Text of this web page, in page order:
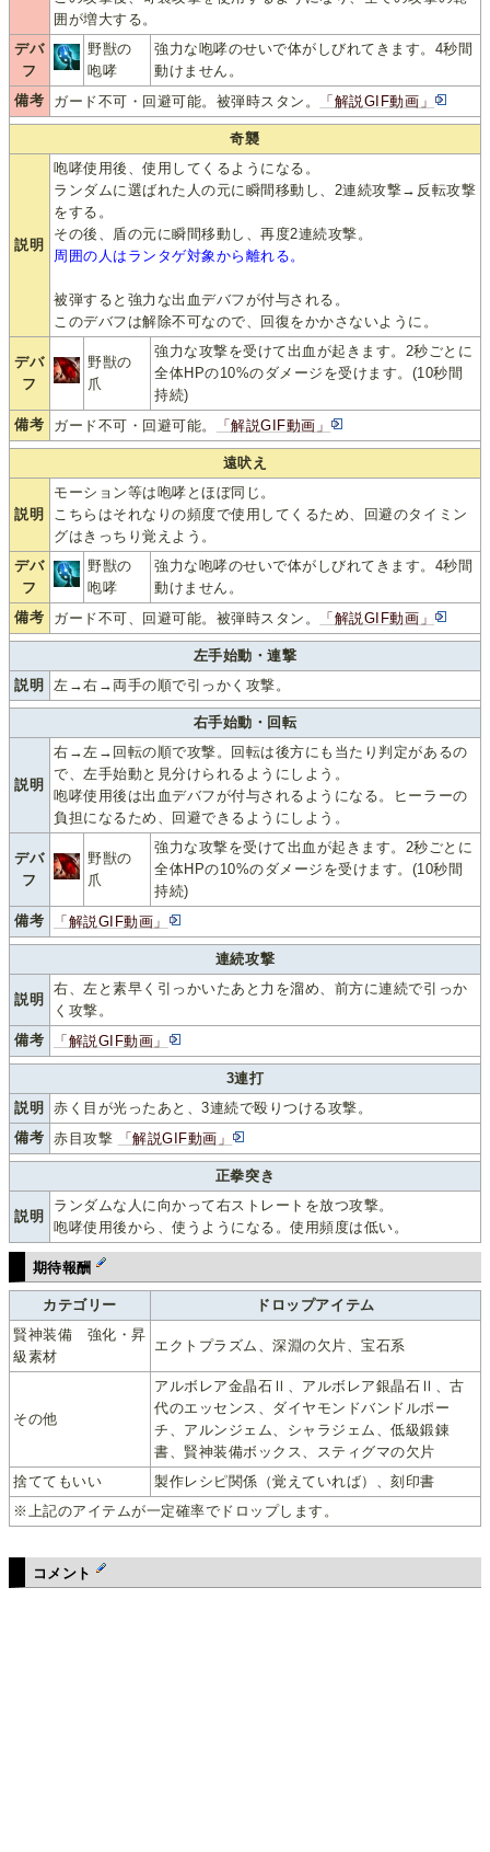
囲が増大する。
デバ
フ
野獣の
咆哮
強力な咆哮のせいで体がしびれてきます。4秒間
動けません。
備考
ガード不可・回避可能。被弾時スタン。 「解説GIF動画」
奇襲
説明
咆哮使用後、使用してくるようになる。
ランダムに選ばれた人の元に瞬間移動し、2連続攻撃→反転攻撃
をする。
その後、盾の元に瞬間移動し、再度2連続攻撃。
周囲の人はランタゲ対象から離れる。
被弾すると強力な出血デバフが付与される。
このデバフは解除不可なので、回復をかかさないように。
デバ
フ
野獣の
爪
強力な攻撃を受けて出血が起きます。2秒ごとに
全体HPの10%のダメージを受けます。(10秒間
持続)
備考
ガード不可・回避可能。 「解説GIF動画」
遠吠え
説明
モーション等は咆哮とほぼ同じ。
こちらはそれなりの頻度で使用してくるため、回避のタイミン
グはきっちり覚えよう。
デバ
フ
野獣の
咆哮
強力な咆哮のせいで体がしびれてきます。4秒間
動けません。
備考
ガード不可、回避可能。被弾時スタン。 「解説GIF動画」
左手始動・連撃
説明
左→右→両手の順で引っかく攻撃。
右手始動・回転
説明
右→左→回転の順で攻撃。回転は後方にも当たり判定があるの
で、左手始動と見分けられるようにしよう。
咆哮使用後は出血デバフが付与されるようになる。ヒーラーの
負担になるため、回避できるようにしよう。
デバ
フ
野獣の
爪
強力な攻撃を受けて出血が起きます。2秒ごとに
全体HPの10%のダメージを受けます。(10秒間
持続)
備考
「解説GIF動画」
連続攻撃
説明
右、左と素早く引っかいたあと力を溜め、前方に連続で引っか
く攻撃。
備考
「解説GIF動画」
3連打
説明
赤く目が光ったあと、3連続で殴りつける攻撃。
備考 赤目攻撃 「解説GIF動画」
正拳突き
説明
ランダムな人に向かって右ストレートを放つ攻撃。
咆哮使用後から、使うようになる。使用頻度は低い。
期待報酬
カテゴリー
ドロップアイテム
賢神装備 強化・昇
級素材
エクトプラズム、深淵の欠片、宝石系
その他
アルボレア金晶石Ⅱ、アルボレア銀晶石Ⅱ、古
代のエッセンス、ダイヤモンドバンドルポー
チ、アルンジェム、シャラジェム、低級鍛錬
書、賢神装備ボックス、スティグマの欠片
捨ててもいい
製作レシピ関係（覚えていれば）、刻印書
※上記のアイテムが一定確率でドロップします。
コメント